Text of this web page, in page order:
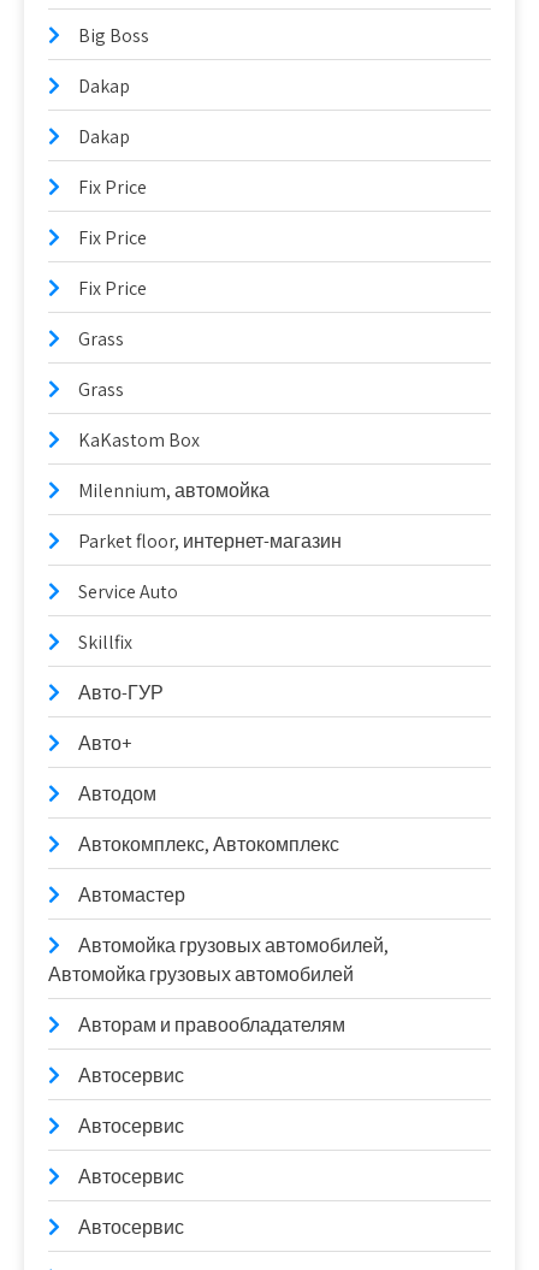
Big Boss
Dakap
Dakap
Fix Price
Fix Price
Fix Price
Grass
Grass
KaKastom Box
Milennium, автомойка
Parket floor, интернет-магазин
Service Auto
Skillfix
Авто-ГУР
Авто+
Автодом
Автокомплекс, Автокомплекс
Автомастер
Автомойка грузовых автомобилей,
Автомойка грузовых автомобилей
Авторам и правообладателям
Автосервис
Автосервис
Автосервис
Автосервис